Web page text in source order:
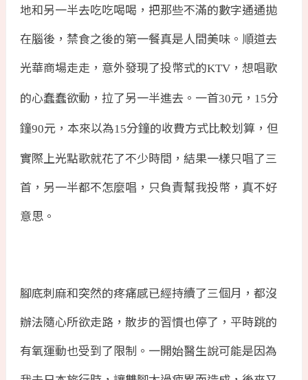
地和另一半去吃吃喝喝，把那些不滿的數字通通拋
在腦後，禁食之後的第一餐真是人間美味。順道去
光華商場走走，意外發現了投幣式的KTV ，想唱歌
的心蠢蠢欲動，拉了另一半進去。一首30元， 15分
鐘90元，本來以為15分鐘的收費方式比較划算，但
實際上光點歌就花了不少時間，結果一樣只唱了三
首，另一半都不怎麼唱，只負責幫我投幣，真不好
意思。
腳底刺麻和突然的疼痛感已經持續了三個月，都沒
辦法隨心所欲走路，散步的習慣也停了，平時跳的
有氧運動也受到了限制。一開始醫生說可能是因為